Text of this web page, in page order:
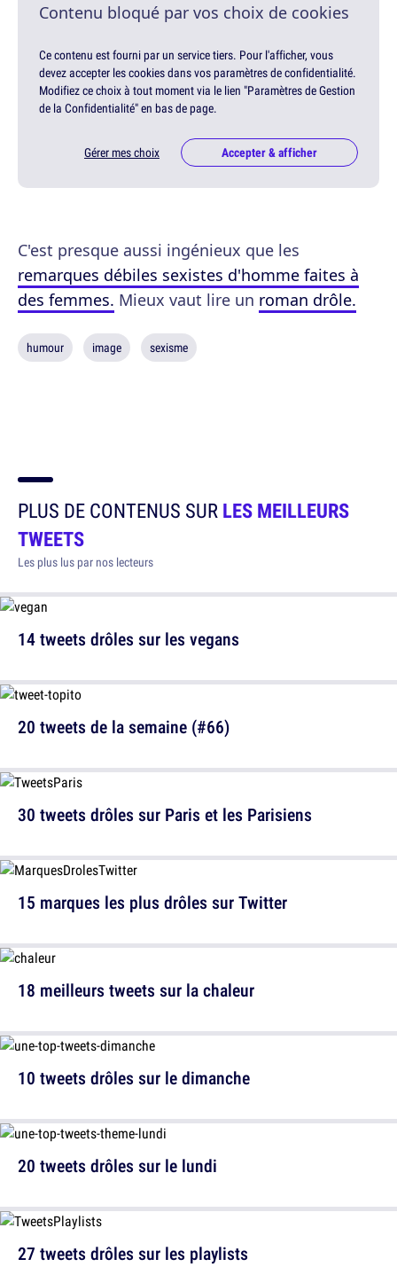
Contenu bloqué par vos choix de cookies
Ce contenu est fourni par un service tiers. Pour l'afficher, vous
devez accepter les cookies dans vos paramètres de confidentialité.
Modifiez ce choix à tout moment via le lien "Paramètres de Gestion
de la Confidentialité" en bas de page.
Gérer mes choix Accepter & afficher
C'est presque aussi ingénieux que les
remarques débiles sexistes d'homme faites à
des femmes. Mieux vaut lire un roman drôle.
humour image sexisme
PLUS DE CONTENUS SURLES MEILLEURS
TWEETS
Les plus lus par nos lecteurs
14 tweets drôles sur les vegans
30 tweets drôles sur Paris et les Parisiens
18 meilleurs tweets sur la chaleur
20 tweets drôles sur le lundi
20 tweets de la semaine (#66)
15 marques les plus drôles sur Twitter
10 tweets drôles sur le dimanche
27 tweets drôles sur les playlists